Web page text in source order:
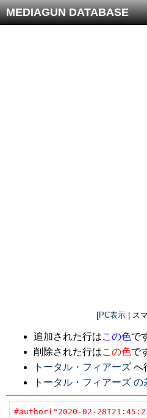
MEDIAGUN DATABASE
[PC表示 | ス
追加された行はこの色で
削除された行はこの色で
トータル・フィアーズ へ
トータル・フィアーズ の
#author("2020-02-